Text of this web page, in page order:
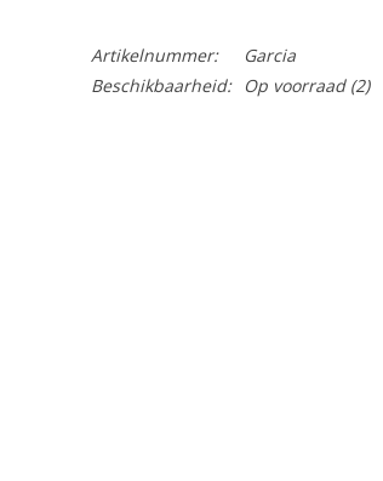
Artikelnummer:
Garcia
Beschikbaarheid:
Op voorraad(2)